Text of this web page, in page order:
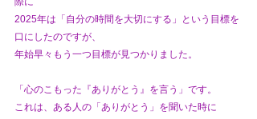
2025年は「自分の時間を大切にする」という目標を
口にしたのですが、
年始早々もう一つ目標が見つかりました。
「心のこもった『ありがとう』を言う」です。
これは、ある人の「ありがとう」を聞いた時に